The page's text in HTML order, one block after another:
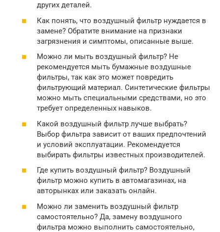
других деталей.
Как понять, что воздушный фильтр нуждается в
замене? Обратите внимание на признаки
загрязнения и симптомы, описанные выше.
Можно ли мыть воздушный фильтр? Не
рекомендуется мыть бумажные воздушные
фильтры, так как это может повредить
фильтрующий материал. Синтетические фильтры
можно мыть специальными средствами, но это
требует определенных навыков.
Какой воздушный фильтр лучше выбрать?
Выбор фильтра зависит от ваших предпочтений
и условий эксплуатации. Рекомендуется
выбирать фильтры известных производителей.
Где купить воздушный фильтр? Воздушный
фильтр можно купить в автомагазинах, на
авторынках или заказать онлайн.
Можно ли заменить воздушный фильтр
самостоятельно? Да, замену воздушного
фильтра можно выполнить самостоятельно,